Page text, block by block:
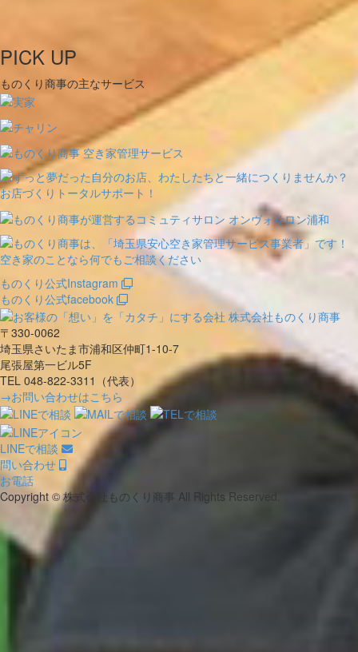
PICK UP
ものくり商事の主なサービス
ものくり公式Instagram
ものくり公式facebook
〒330-0062
埼玉県さいたま市浦和区仲町1-10-7
尾張屋第一ビル5F
TEL 048-822-3311（代表）
→お問い合わせはこちら
LINEで相談
問い合わせ
お電話
Copyright © 株式会社ものくり商事 All Rights Reserved.